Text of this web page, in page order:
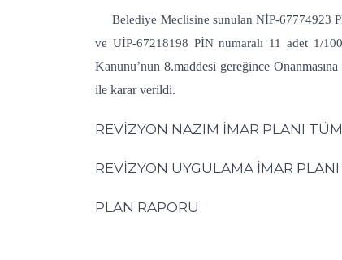
Belediye Meclisine sunulan NİP-67774923
ve UİP-67218198 PİN numaralı 11 adet 1/
Kanunu’nun 8.maddesi gereğince
ile karar verildi.
REVİZYON NAZIM İMAR PLANI
REVİZYON UYGULAMA İMAR
PLAN RAPORU